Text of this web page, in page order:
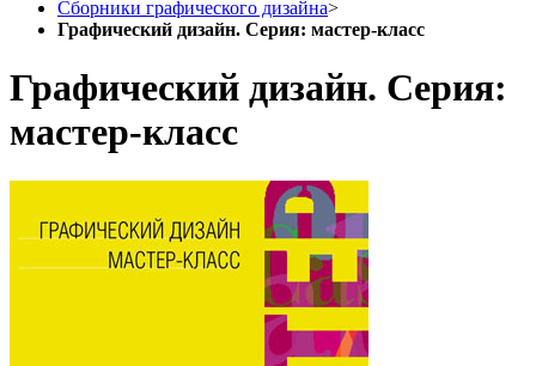
Сборники графического дизайна>
Графический дизайн. Серия: мастер-класс
Графический дизайн. Серия:
мастер-класс